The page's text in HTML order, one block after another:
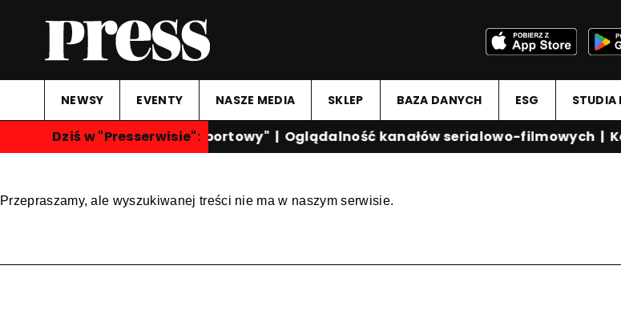
NEWSY EVENTY NASZE MEDIA SKLEP BAZA DANYCH ESG STUDIA
Dziś w "Presserwisie":
"Przegląd Sportowy" |Oglądalność kanałów serialowo-filmowych|
Przepraszamy, ale wyszukiwanej treści nie ma w naszym serwisie.